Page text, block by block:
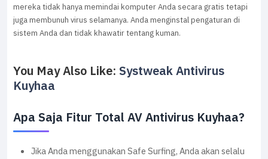
mereka tidak hanya memindai komputer Anda secara gratis tetapi
juga membunuh virus selamanya. Anda menginstal pengaturan di
sistem Anda dan tidak khawatir tentang kuman.
You May Also Like: Systweak Antivirus
Kuyhaa
Apa Saja Fitur Total AV Antivirus Kuyhaa?
Jika Anda menggunakan Safe Surfing, Anda akan selalu